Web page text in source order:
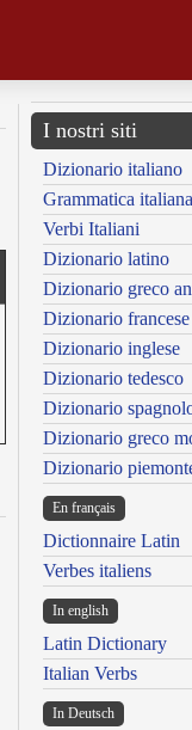
I nostri siti
Dizionario italiano
Grammatica italiana
Verbi Italiani
Dizionario latino
Dizionario greco
Dizionario francese
Dizionario inglese
Dizionario tedesco
Dizionario
Dizionario greco
Dizionario
En français
Dictionnaire Latin
Verbes italiens
In english
Latin Dictionary
Italian Verbs
In Deutsch